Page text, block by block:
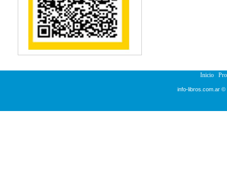
Reumatología
Salud Pública
Semiología
Terapia Ocupacional
Urología
Inicio
info-libros.com.ar